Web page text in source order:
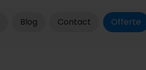
Blog Contact Offerte